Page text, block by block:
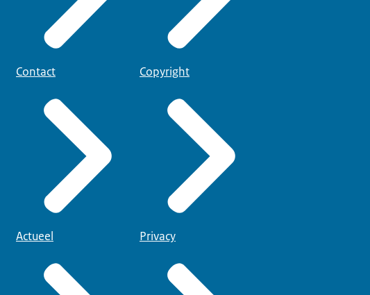
Contact
Actueel
Copyright
Privacy